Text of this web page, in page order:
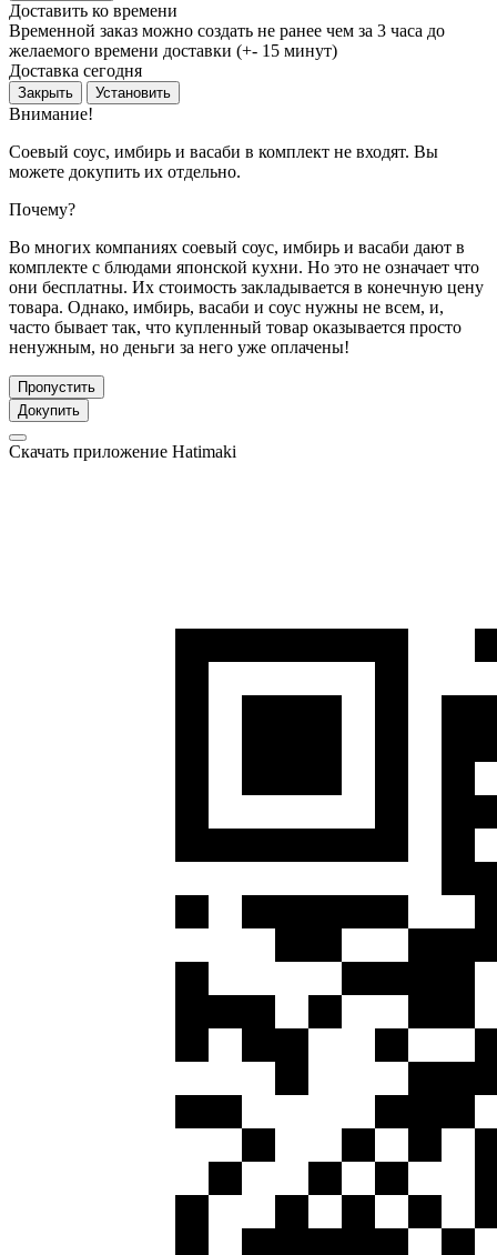
Доставить ко времени
Временной заказ можно создать не ранее чем за 3 часа до
желаемого времени доставки (+- 15 минут)
Доставка сегодня
Закрыть Установить
Внимание!
Соевый соус, имбирь и васаби в комплект не входят. Вы
можете докупить их отдельно.
Почему?
Во многих компаниях соевый соус, имбирь и васаби дают в
комплекте с блюдами японской кухни. Но это не означает что
они бесплатны. Их стоимость закладывается в конечную цену
товара. Однако, имбирь, васаби и соус нужны не всем, и,
часто бывает так, что купленный товар оказывается просто
ненужным, но деньги за него уже оплачены!
Пропустить
Докупить
Скачать приложение Hatimaki